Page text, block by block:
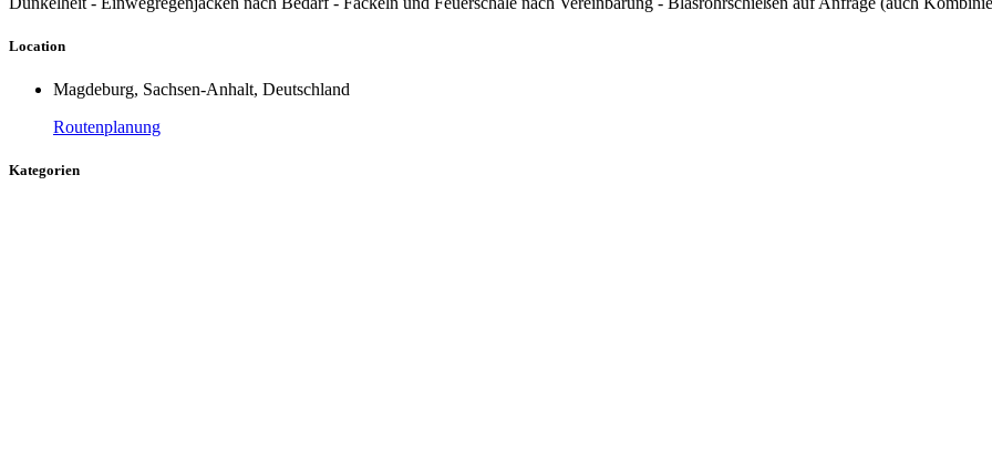
Location
Magdeburg, Sachsen-Anhalt, Deutschland
Routenplanung
Kategorien